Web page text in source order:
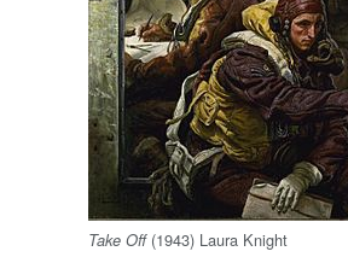
Take Off(1943) Laura Knight